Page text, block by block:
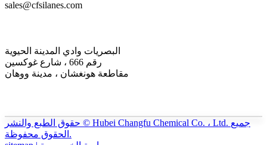
sales@cfsilanes.com
البصريات وادي المدينة الحيوية
رقم 666 ، شارع غوكسين
مقاطعة هونغشان ، مدينة ووهان
حقوق الطبع والنشر © Hubei Changfu Chemical Co. ، Ltd. جميع
الحقوق محفوظة.